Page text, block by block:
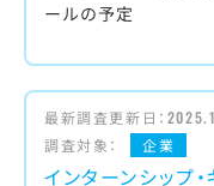
ールの予定
最新調査更新日：
調査対象：
企業
インターンシップ